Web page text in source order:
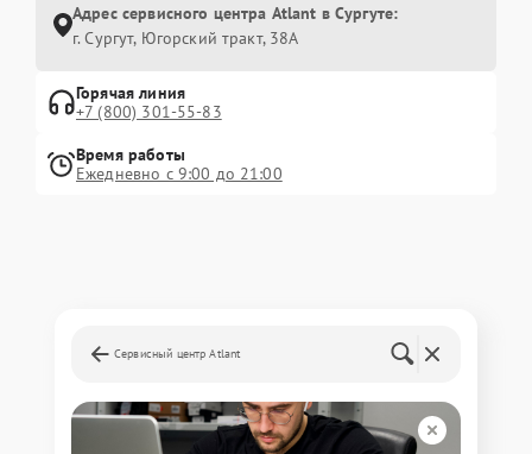
Адрес сервисного центра Atlant в Сургуте:
г. Сургут, Югорский тракт, 38А
Горячая линия
+7 (800) 301-55-83
Время работы
Ежедневно с 9:00 до 21:00
Сервисный центр Atlant